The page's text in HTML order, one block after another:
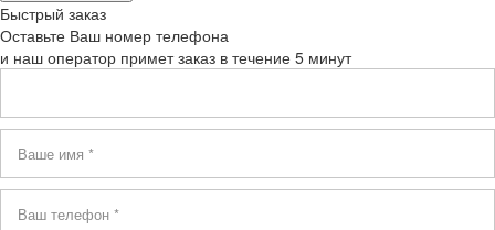
Быстрый заказ
Оставьте Ваш номер телефона
и наш оператор примет заказ в течение 5 минут